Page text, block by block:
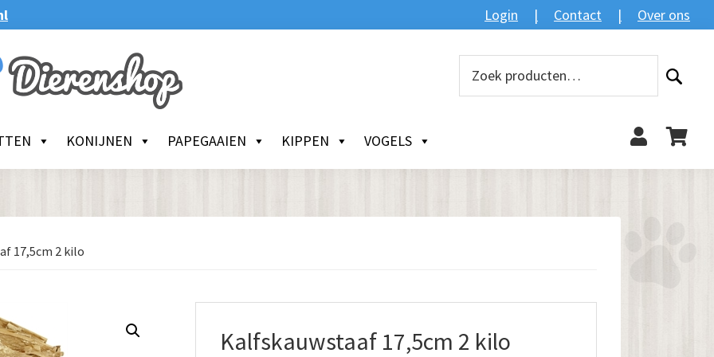
Login Contact Over ons
KONIJNEN PAPEGAAIEN KIPPEN VOGELS
Zoeken
17,5cm 2 kilo
Kalfskauwstaaf 17,5cm 2 kilo